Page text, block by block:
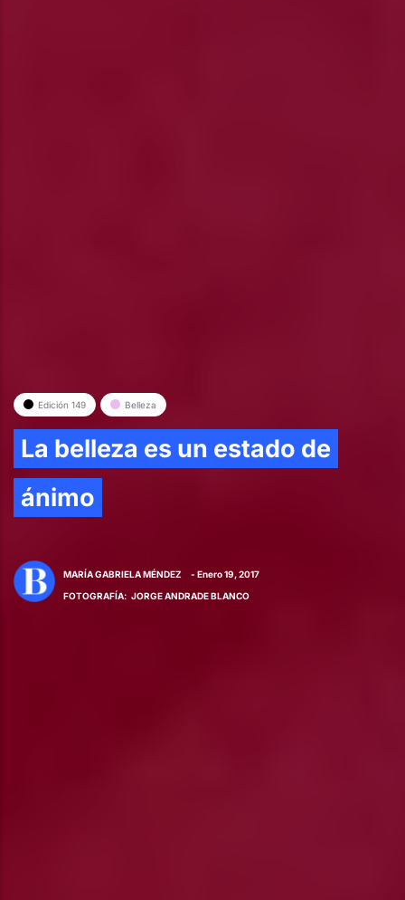
Edición 149 Belleza
La belleza es un estado de
ánimo
MARÍA GABRIELA MÉNDEZ
- Enero 19, 2017
FOTOGRAFÍA: JORGE ANDRADE BLANCO